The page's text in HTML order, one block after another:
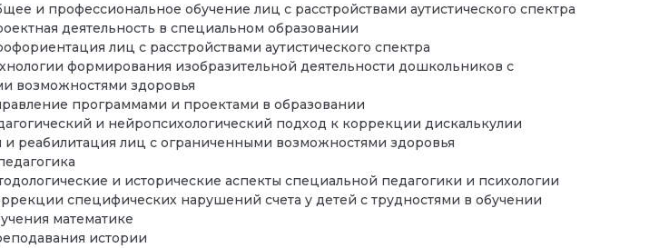
и профессиональное обучение лиц с расстройствами аутистического спектра
деятельность в специальном образовании
лиц с расстройствами аутистического спектра
формирования изобразительной деятельности дошкольников с
возможностями здоровья
программами и проектами в образовании
и нейропсихологический подход к коррекции дискалькулии
и реабилитация лиц с ограниченными возможностями здоровья
и исторические аспекты специальной педагогики и психологии
специфических нарушений счета у детей с трудностями в обучении
математике
истории